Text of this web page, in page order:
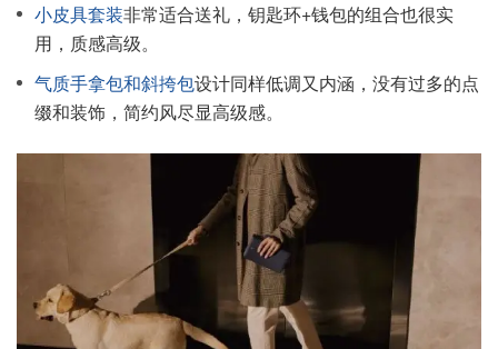
小皮具套装非常适合送礼，钥匙环+钱包的组合也很实
用，质感高级。
气质手拿包和斜挎包设计同样低调又内涵，没有过多的点
缀和装饰，简约风尽显高级感。